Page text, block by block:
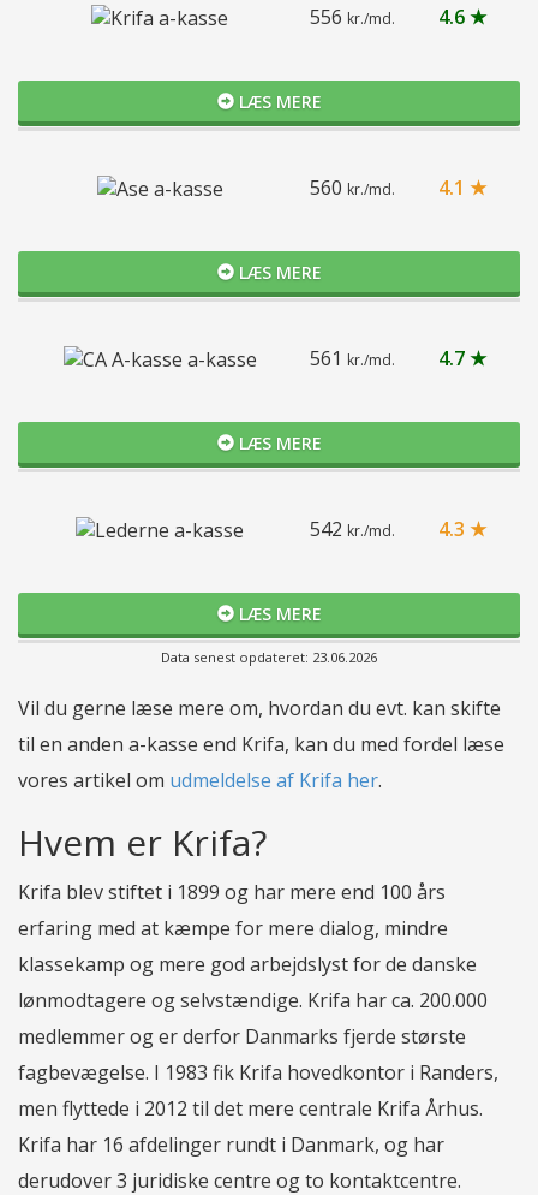
556 kr./md. 4.6 ★
LÆS MERE
560 kr./md. 4.1 ★
LÆS MERE
561 kr./md. 4.7 ★
LÆS MERE
542 kr./md. 4.3 ★
LÆS MERE
Data senest opdateret: 23.06.2026
Vil du gerne læse mere om, hvordan du evt. kan skifte
til en anden a-kasse end Krifa, kan du med fordel læse
vores artikel om udmeldelse af Krifa her.
Hvem er Krifa?
Krifa blev stiftet i 1899 og har mere end 100 års
erfaring med at kæmpe for mere dialog, mindre
klassekamp og mere god arbejdslyst for de danske
lønmodtagere og selvstændige. Krifa har ca. 200.000
medlemmer og er derfor Danmarks fjerde største
fagbevægelse. I 1983 fik Krifa hovedkontor i Randers,
men flyttede i 2012 til det mere centrale Krifa Århus.
Krifa har 16 afdelinger rundt i Danmark, og har
derudover 3 juridiske centre og to kontaktcentre.